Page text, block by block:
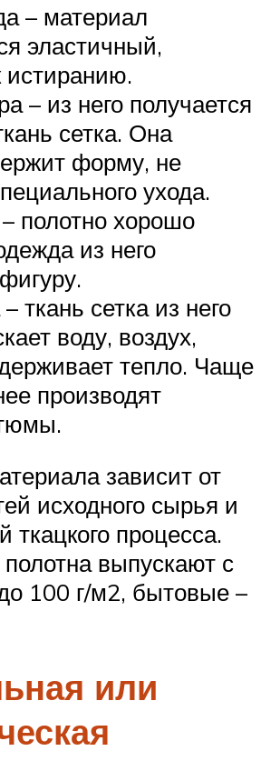
– материал
эластичный,
истиранию.
– из него получается
сетка. Она
форму, не
ухода.
полотно хорошо
из него
ткань сетка из него
воду, воздух,
тепло. Чаще
производят
зависит от
исходного сырья и
ткацкого процесса.
выпускают с
100 г/м2, бытовые –
или